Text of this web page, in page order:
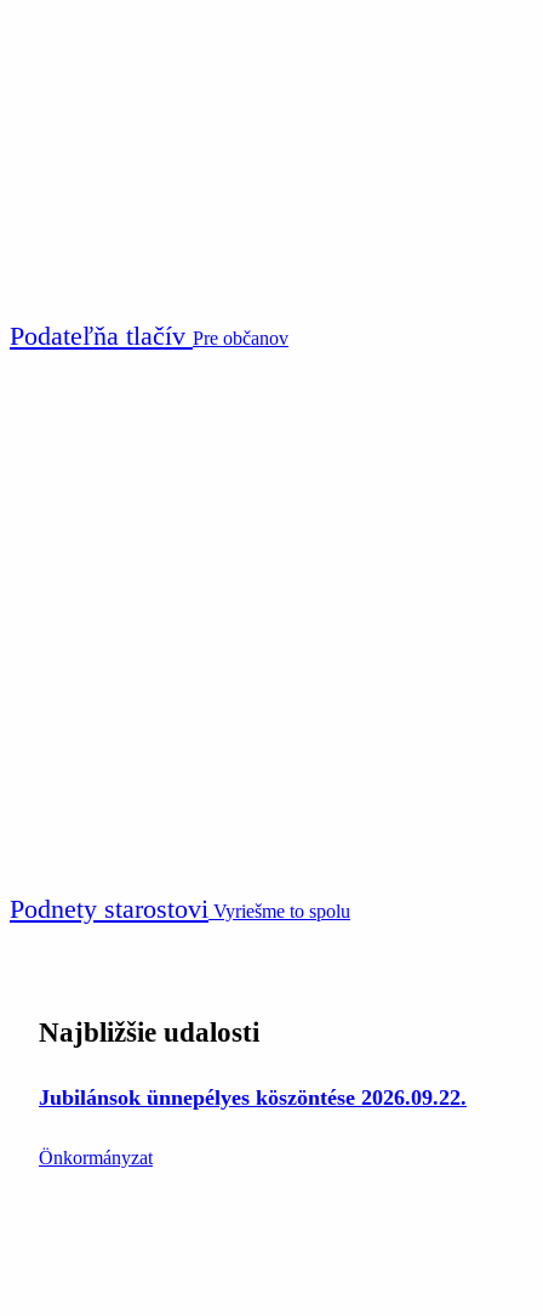
Podateľňa tlačív Pre občanov
Podnety starostovi Vyriešme to spolu
Najbližšie udalosti
Jubilánsok ünnepélyes köszöntése 2026.09.22.
Önkormányzat